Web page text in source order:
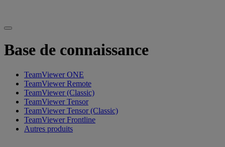
Base de connaissance
TeamViewer ONE
TeamViewer Remote
TeamViewer (Classic)
TeamViewer Tensor
TeamViewer Tensor (Classic)
TeamViewer Frontline
Autres produits